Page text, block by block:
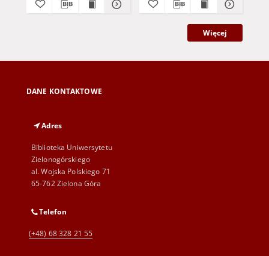
Więcej
DANE KONTAKTOWE
Adres
Biblioteka Uniwersytetu
Zielonogórskiego
al. Wojska Polskiego 71
65-762 Zielona Góra
Telefon
(+48) 68 328 21 55